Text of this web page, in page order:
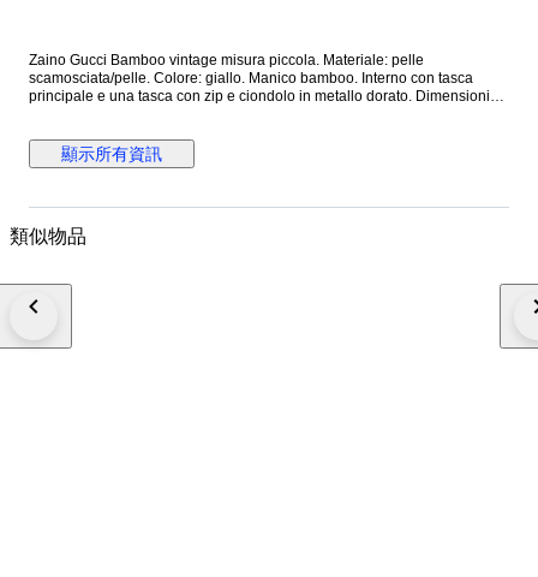
Zaino Gucci Bamboo vintage misura piccola. Materiale: pelle
scamosciata/pelle. Colore: giallo. Manico bamboo. Interno con tasca
principale e una tasca con zip e ciondolo in metallo dorato. Dimensioni
per la conservazione soprattutto nelle parti in camoscio. Necessita
semplicemente di pulizia. Deformazione dei manici in pelle, leggeri segni.
Condizioni interne: buone condizioni. Leggero odore di chiuso.
limitazioni o costi di importazione e dogana sono a carico dell'acquirente.
顯示所有資訊
類似物品